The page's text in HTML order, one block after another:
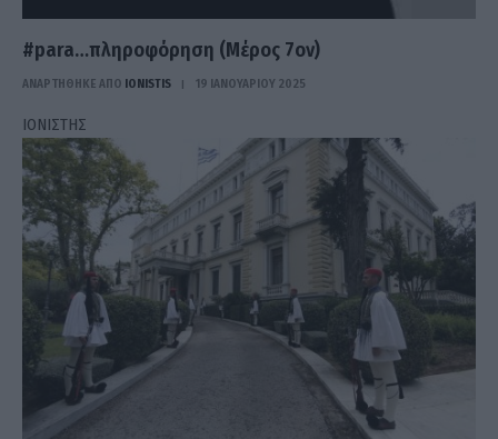
#para…πληροφόρηση (Μέρος 7ον)
ΑΝΑΡΤΗΘΗΚΕ ΑΠΟ IONISTIS 19 ΙΑΝΟΥΑΡΊΟΥ 2025
ΙΟΝΙΣΤΗΣ